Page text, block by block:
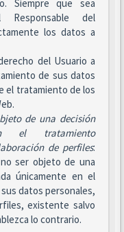
Siempre que sea
Responsable del
los datos a
del Usuario a
de sus datos
el tratamiento de los
de una decisión
el tratamiento
de perfiles:
ser objeto de una
únicamente en el
datos personales,
existente salvo
lo contrario.